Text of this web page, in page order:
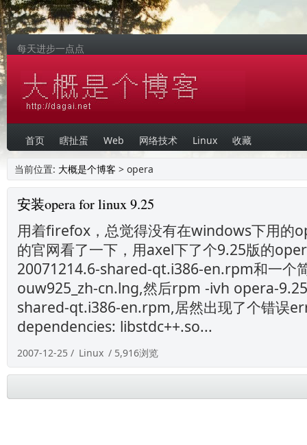
每天进步一点点
首页 瞎扯蛋 Web 网络技术 Linux 收藏
当前位置: 大概是个博客 > opera
安装opera for linux 9.25
用着firefox，总觉得没有在windows下用的
的官网看了一下，用axel下了个9.25版的
20071214.6-shared-qt.i386-en.rpm和一个
ouw925_zh-cn.lng,然后rpm -ivh opera-
shared-qt.i386-en.rpm,居然出现了个错误
dependencies: libstdc++.so...
2007-12-25 / Linux / 5,916浏览